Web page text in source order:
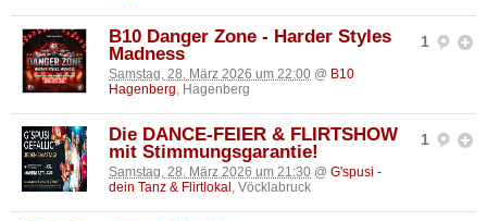
1
B10 Danger Zone - Harder Styles
Madness
Samstag, 28. März 2026 um 22:00 @ B10
Hagenberg, Hagenberg
1
Die DANCE-FEIER & FLIRTSHOW
mit Stimmungsgarantie!
Samstag, 28. März 2026 um 21:30 @ G'spusi -
dein Tanz & Flirtlokal , Vöcklabruck